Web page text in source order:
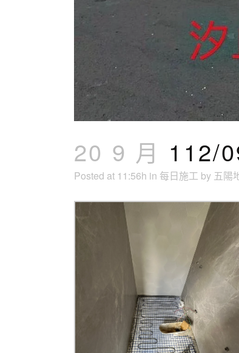
20 9 月 112/
Posted at 11:56h in 每日施工 by 五陽